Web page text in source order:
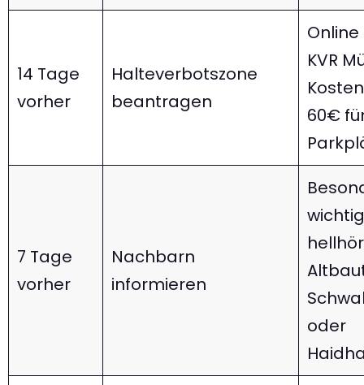
14 Tage
vorher
Halteverbotszone
beantragen
KVR
60€
7 Tage
vorher
Nachbarn
informieren
oder